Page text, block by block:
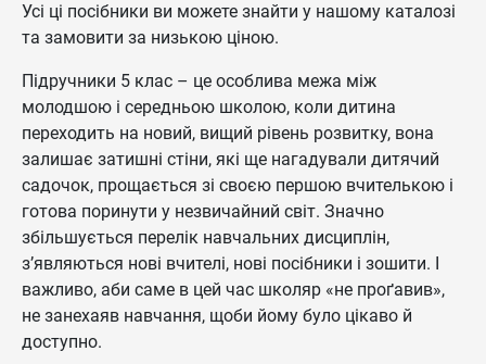
Усі ці посібники ви можете знайти у нашому каталозі
та замовити за низькою ціною.
Підручники 5 клас – це особлива межа між
молодшою і середньою школою, коли дитина
переходить на новий, вищий рівень розвитку, вона
залишає затишні стіни, які ще нагадували дитячий
садочок, прощається зі своєю першою вчителькою і
готова поринути у незвичайний світ. Значно
збільшується перелік навчальних дисциплін,
з’являються нові вчителі, нові посібники і зошити. І
важливо, аби саме в цей час школяр «не проґавив»,
не занехаяв навчання, щоби йому було цікаво й
доступно.